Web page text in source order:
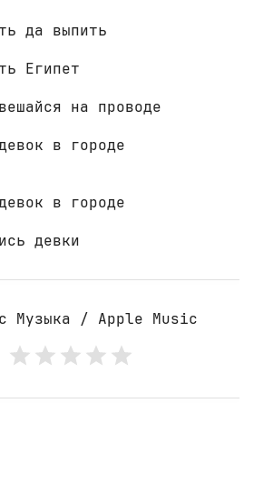
да выпить
Египет
на проводе
в городе
в городе
девки
Музыка / Apple Music